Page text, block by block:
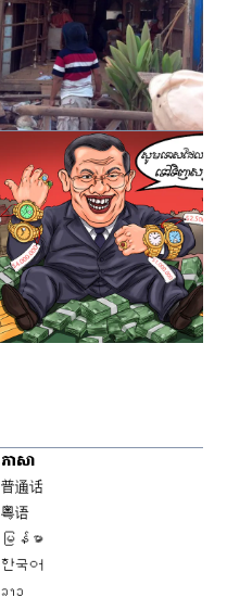
ភាសា
普通话
粤语
မြန်မာ
한국어
ລາວ